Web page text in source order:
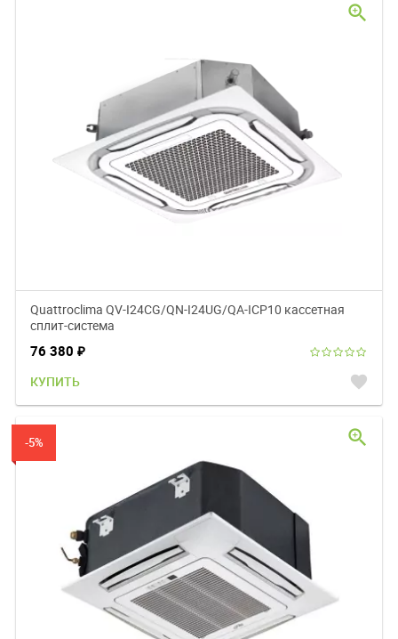
Quattroclima QV-I24CG/QN-I24UG/QA-ICP10 кассетная
сплит-система
76 380 ₽
КУПИТЬ favorite
zoom_in
-5% zoom_in